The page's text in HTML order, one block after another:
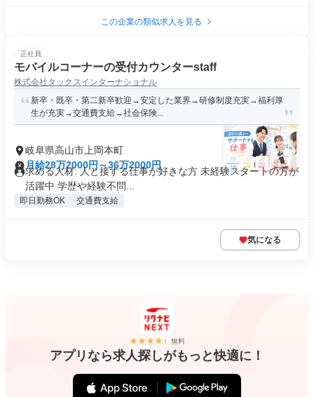
この企業の類似求人を見る
正社員
モバイルコーナーの受付カウンターstaff
株式会社タックスインターナショナル
新卒・既卒・第二新卒歓迎→安定した業界→研修制度充実→福利厚
生が充実→交通費支給→社会保険...
岐阜県高山市上岡本町
月給28万2000円～36万2000円
求める人材: 人と接する仕事が好きな方 未経験スタートの方が
活躍中 学歴や経験不問...
即日勤務OK 交通費支給
気になる
無料
アプリなら求人探しがもっと快適に！